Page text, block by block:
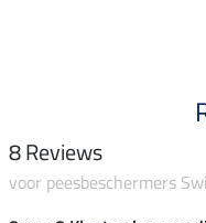
8 Reviews
voor peesbeschermers